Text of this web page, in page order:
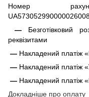
Номер
— Безготівковий
реквізитами
— Накладений платіж «
— Накладений платіж «
— Накладений платіж «
Докладніше про оплату